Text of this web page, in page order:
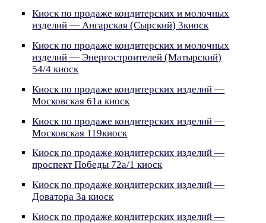
Киоск по продаже кондитерских и молочных
изделий — Ангарская (Сырский) 3киоск
Киоск по продаже кондитерских и молочных
изделий — Энергостроителей (Матырский)
54/4 киоск
Киоск по продаже кондитерских изделий —
Московская 61а киоск
Киоск по продаже кондитерских изделий —
Московская 119киоск
Киоск по продаже кондитерских изделий —
проспект Победы 72а/1 киоск
Киоск по продаже кондитерских изделий —
Доватора 3а киоск
Киоск по продаже кондитерских изделий —